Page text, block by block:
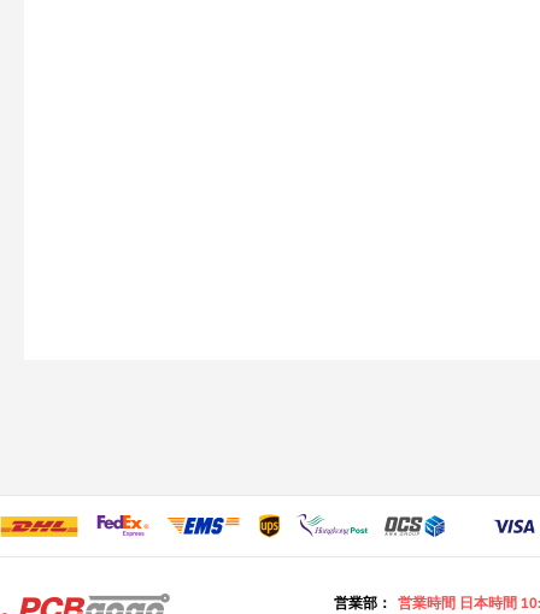
営業部： 営業時間 日本時間